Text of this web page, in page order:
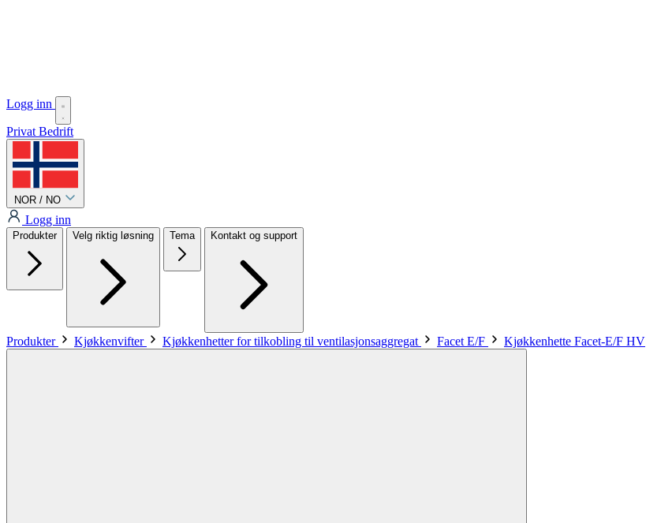
Logg inn
Privat Bedrift
NOR / NO
Logg inn
Produkter Velg riktig løsning Tema Kontakt og support
Produkter Kjøkkenvifter Kjøkkenhetter for tilkobling til ventilasjonsaggregat Facet E/F Kjøkkenhette Facet-E/F HV